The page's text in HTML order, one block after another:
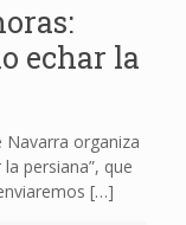
echar la
Navarra organiza
persiana”, que
[…]